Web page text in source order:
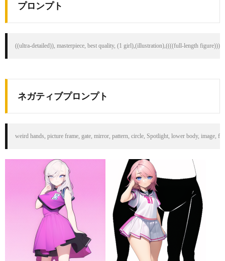
プロンプト
((ultra-detailed)), masterpiece, best quality, (1 girl),(illustration),((((full-length
ネガティブプロンプト
weird hands, picture frame, gate, mirror, pattern, circle, Spotlight, lower body, image,